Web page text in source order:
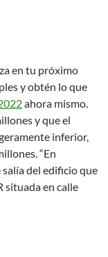
en tu próximo
y obtén lo que
ahora mismo.
y que el
inferior,
“En
salía del edificio que
situada en calle